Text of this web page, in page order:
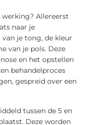
Allereerst
naar je
je tong, de kleur
van je pols. Deze
en het opstellen
behandelproces
gespreid over een
tussen de 5 en
Deze worden